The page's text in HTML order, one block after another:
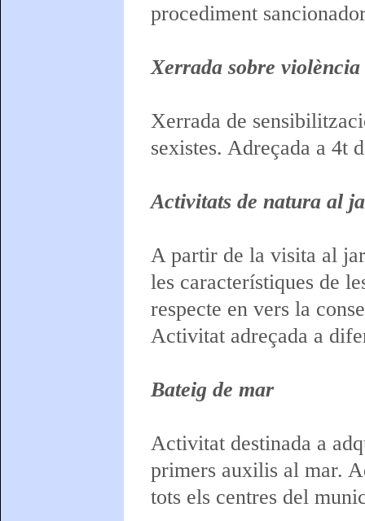
procediment
Xerrada sobre
Xerrada de
sexistes. Adreçada a 4t
Activitats de natura al
A partir de la visita al
les característiques de
respecte en vers la
Activitat adreçada a
Bateig de mar
Activitat destinada a
primers auxilis al mar.
tots els centres del